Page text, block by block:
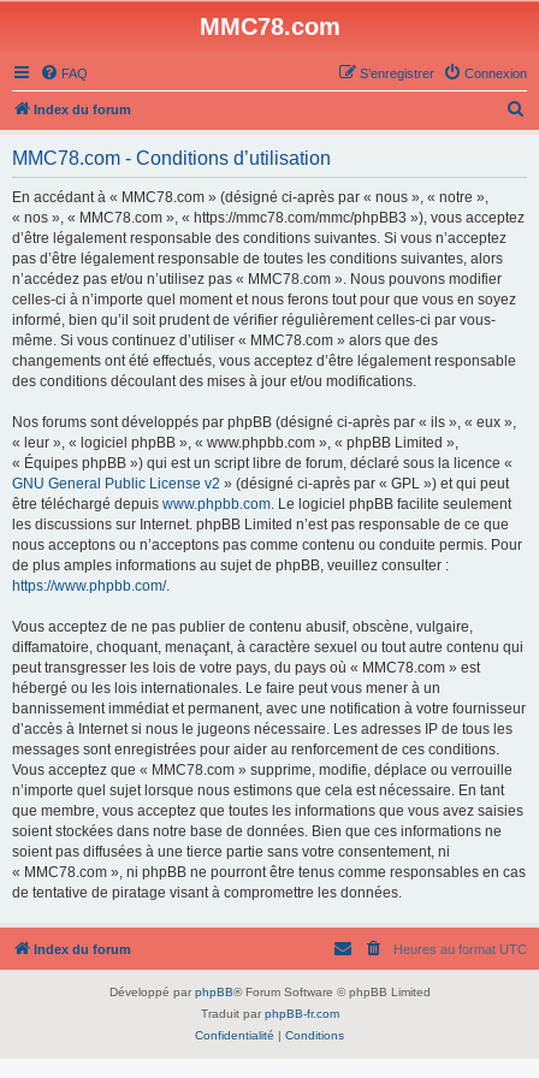
MMC78.com
FAQ Connexion
S’enregistrer
Index du forum
MMC78.com - Conditions d’utilisation
En accédant à « MMC78.com » (désigné ci-après par « nous », « notre »,
« nos », « MMC78.com », « https://mmc78.com/mmc/phpBB3 »), vous acceptez
d’être légalement responsable des conditions suivantes. Si vous n’acceptez
pas d’être légalement responsable de toutes les conditions suivantes, alors
n’accédez pas et/ou n’utilisez pas « MMC78.com ». Nous pouvons modifier
celles-ci à n’importe quel moment et nous ferons tout pour que vous en soyez
informé, bien qu’il soit prudent de vérifier régulièrement celles-ci par vous-
même. Si vous continuez d’utiliser « MMC78.com » alors que des
changements ont été effectués, vous acceptez d’être légalement responsable
des conditions découlant des mises à jour et/ou modifications.
Nos forums sont développés par phpBB (désigné ci-après par « ils », « eux »,
« leur », « logiciel phpBB », « www.phpbb.com », « phpBB Limited »,
« Équipes phpBB ») qui est un script libre de forum, déclaré sous la licence «
GNU General Public License v2 » (désigné ci-après par « GPL ») et qui peut
être téléchargé depuis www.phpbb.com. Le logiciel phpBB facilite seulement
les discussions sur Internet. phpBB Limited n’est pas responsable de ce que
nous acceptons ou n’acceptons pas comme contenu ou conduite permis. Pour
de plus amples informations au sujet de phpBB, veuillez consulter :
https://www.phpbb.com/.
Vous acceptez de ne pas publier de contenu abusif, obscène, vulgaire,
diffamatoire, choquant, menaçant, à caractère sexuel ou tout autre contenu qui
peut transgresser les lois de votre pays, du pays où « MMC78.com » est
hébergé ou les lois internationales. Le faire peut vous mener à un
bannissement immédiat et permanent, avec une notification à votre fournisseur
d’accès à Internet si nous le jugeons nécessaire. Les adresses IP de tous les
messages sont enregistrées pour aider au renforcement de ces conditions.
Vous acceptez que « MMC78.com » supprime, modifie, déplace ou verrouille
n’importe quel sujet lorsque nous estimons que cela est nécessaire. En tant
que membre, vous acceptez que toutes les informations que vous avez saisies
soient stockées dans notre base de données. Bien que ces informations ne
soient pas diffusées à une tierce partie sans votre consentement, ni
« MMC78.com », ni phpBB ne pourront être tenus comme responsables en cas
de tentative de piratage visant à compromettre les données.
Index du forum Heures au format UTC
Développé par phpBB® Forum Software © phpBB Limited
Traduit par phpBB-fr.com
Confidentialité | Conditions